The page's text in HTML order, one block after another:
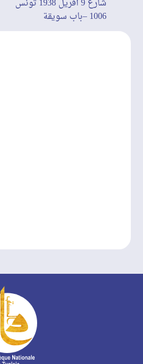
شارع 9 أفريل 1938 تونس
1006 –باب سويقة